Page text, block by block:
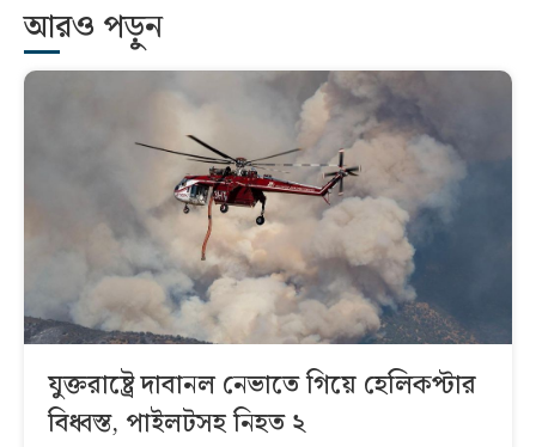
আরও পড়ুন
যুক্তরাষ্ট্রে দাবানল নেভাতে গিয়ে হেলিকপ্টার
বিধ্বস্ত, পাইলটসহ নিহত ২